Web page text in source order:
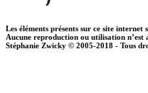
Les éléments présents sur ce site
Aucune reproduction ou utilisation n’est
Stéphanie Zwicky © 2005-2018 - Tous